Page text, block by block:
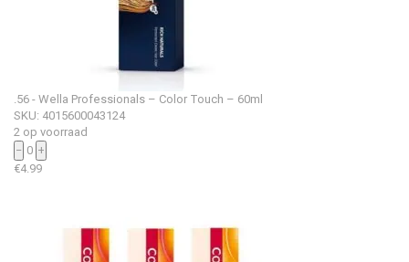
.56 - Wella Professionals – Color Touch – 60ml
SKU: 4015600043124
2 op voorraad
− 0 +
€4.99